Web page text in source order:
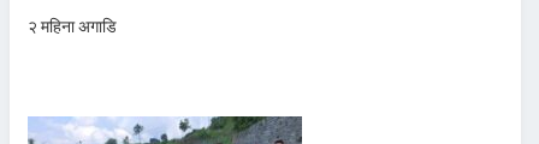
२ महिना अगाडि